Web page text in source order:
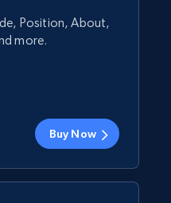
Position, About,
more.
Buy Now